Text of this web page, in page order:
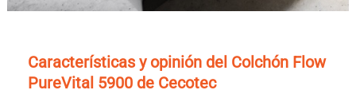
Características y opinión del Colchón Flow
PureVital 5900 de Cecotec